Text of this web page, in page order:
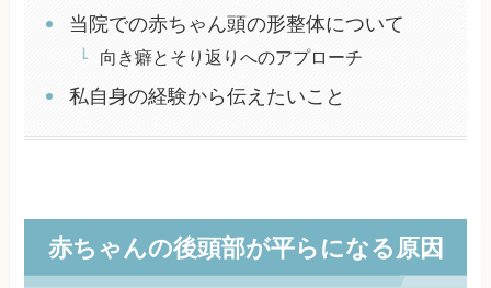
当院での赤ちゃん頭の形整体について
向き癖とそり返りへのアプローチ
私自身の経験から伝えたいこと
赤ちゃんの後頭部が平らになる原因